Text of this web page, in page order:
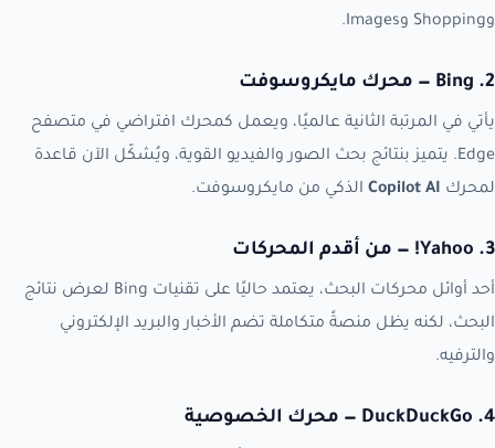
وShopping وImages.
2. Bing — محرك مايكروسوفت
يأتي في المرتبة الثانية عالميًا، ويعمل كمحرك افتراضي في متصفح
Edge. يتميز بنتائج بحث الصور والفيديو القوية، ويُشكّل الآن قاعدة
لمحرك Copilot AI الذكي من مايكروسوفت.
3. Yahoo! — من أقدم المحركات
أحد أوائل محركات البحث، يعتمد حاليًا على تقنيات Bing لعرض نتائج
البحث، لكنه يظل منصةً متكاملة تضم الأخبار والبريد الإلكتروني
والترفيه.
4. DuckDuckGo — محرك الخصوصية